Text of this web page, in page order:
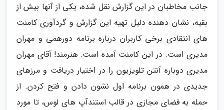
جانب مخاطبان در این گزارش نقل شده، یکی از آنها بیش از
بقیه، نشان دهنده دلیل تهیه این گزارش و گردآوری کامنت
های انتقادی برخی کاربران درباره برنامه دورهمی و مهران
مدیری است. در این کامنت آمده است: هنرمند! آقای مهران
مدیری دوباره آنتن تلویزیون را در اختیار دریافت و مرزهای
جدیدی در همون برنامه اول نشون دادن و فتح کردن. از
حمله به فضای مجازی در قالب استندآپ های لوس، تا مورد